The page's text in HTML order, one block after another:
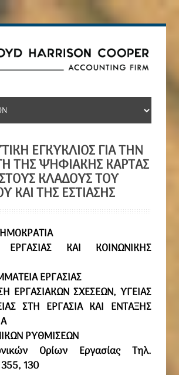
ΕΓΚΎΚΛΙΟΣ ΓΙΑ ΤΗΝ
ΤΗΣ ΨΗΦΙΑΚΉΣ ΚΆΡΤΑΣ
ΣΤΟΥΣ ΚΛΆΔΟΥΣ ΤΟΥ
ΚΑΙ ΤΗΣ ΕΣΤΊΑΣΗΣ
ΕΡΓΑΣΙΑΣ ΚΑΙ ΚΟΙΝΩΝΙΚΗΣ
ΕΡΓΑΣΙΑΣ
ΕΡΓΑΣΙΑΚΩΝ ΣΧΕΣΕΩΝ, ΥΓΕΙΑΣ
ΣΤΗ ΕΡΓΑΣΙΑ ΚΑΙ ΕΝΤΑΞΗΣ
ΡΥΘΜΙΣΕΩΝ
Ορίων Εργασίας Τηλ.
130